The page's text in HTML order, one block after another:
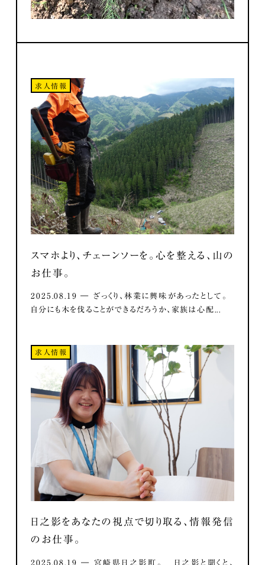
求人情報
スマホより、チェーンソーを。心を整える、山の
お仕事。
2025.08.19 ― ざっくり、林業に興味があったとして。
自分にも木を伐ることができるだろうか、家族は心配...
求人情報
日之影をあなたの視点で切り取る、情報発信
のお仕事。
2025.08.19 ― 宮崎県日之影町。 日之影と聞くと、